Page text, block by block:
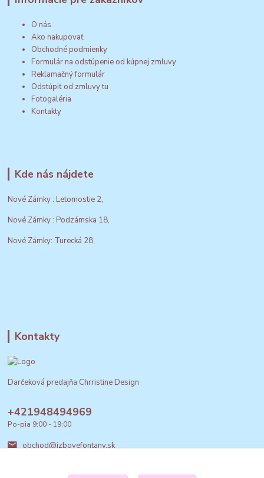
O nás
Ako nakupovať
Obchodné podmienky
Formulár na odstúpenie od kúpnej zmluvy
Reklamačný formulár
Odstúpiť od zmluvy tu
Fotogaléria
Kontakty
Kde nás nájdete
Nové Zámky : Letomostie 2,
Nové Zámky : Podzámska 18,
Nové Zámky: Turecká 28,
Kontakty
Darčeková predajňa Chrristine Design
+421948494969
Po-pia 9:00 - 19:00
obchod@izbovefontany.sk